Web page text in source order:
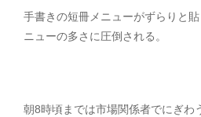
手書きの短冊メニューがずらりと
ニューの多さに圧倒される。
朝8時頃までは市場関係者でにぎわ